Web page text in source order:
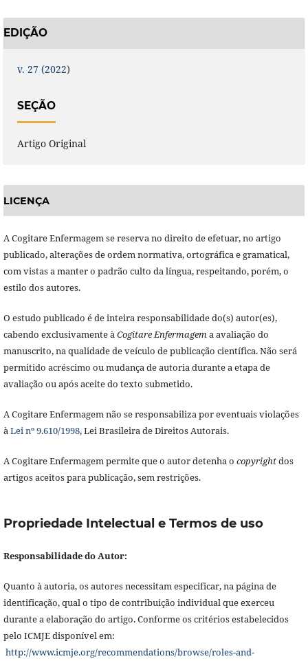
EDIÇÃO
v. 27 (2022)
SEÇÃO
Artigo Original
LICENÇA
A Cogitare Enfermagem se reserva no direito de efetuar, no artigo
publicado, alterações de ordem normativa, ortográfica e gramatical,
com vistas a manter o padrão culto da língua, respeitando, porém, o
estilo dos autores.
O estudo publicado é de inteira responsabilidade do(s) autor(es),
cabendo exclusivamente àCogitare Enfermagema avaliação do
manuscrito, na qualidade de veículo de publicação científica. Não será
permitido acréscimo ou mudança de autoria durante a etapa de
avaliação ou após aceite do texto submetido.
A Cogitare Enfermagem não se responsabiliza por eventuais violações
àLei nº 9.610/1998, Lei Brasileira de Direitos Autorais.
A Cogitare Enfermagem permite que o autor detenha o copyrightdos
artigos aceitos para publicação, sem restrições.
Propriedade Intelectual e Termos de uso
Responsabilidade do Autor:
Quanto à autoria, os autores necessitam especificar, na página de
identificação, qual o tipo de contribuição individual que exerceu
durante a elaboração do artigo. Conforme os critérios estabelecidos
pelo ICMJE disponível em:
http://www.icmje.org/recommendations/browse/roles-and-